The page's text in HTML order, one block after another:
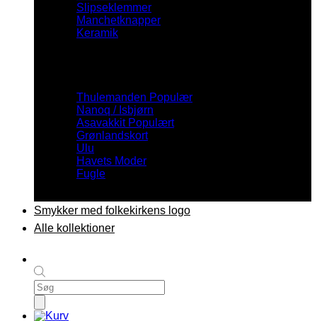
Products
search
Slipseklemmer
Manchetknapper
Keramik
Thulemanden
Nanoq / Isbjørn
Asavakkit
Grønlandskort
Ulu
Havets Moder
Fugle
Smykker med folkekirkens logo
Alle kollektioner